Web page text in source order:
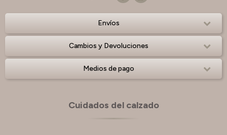
Envíos
Cambios y Devoluciones
Medios de pago
Cuidados del calzado